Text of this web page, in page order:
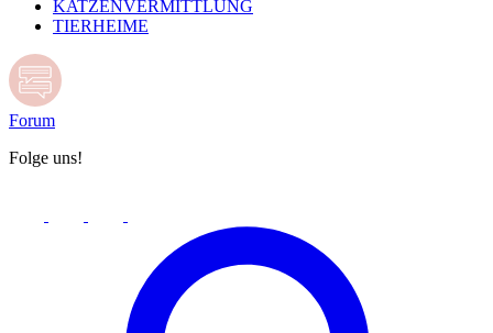
KATZENVERMITTLUNG
TIERHEIME
Forum
Folge uns!